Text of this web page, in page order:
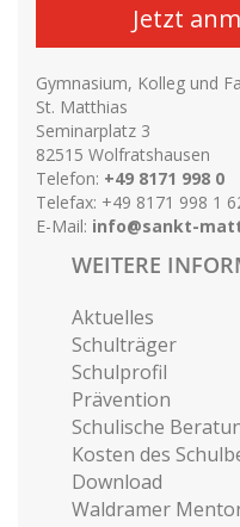
Jetzt
Gymnasium, Kolleg und
St. Matthias
Seminarplatz 3
82515 Wolfratshausen
Telefon: +49 8171 998 0
Telefax: +49 8171 998 1
E-Mail: info@sankt-
WEITERE
Aktuelles
Schulträger
Schulprofil
Prävention
Schulische
Kosten des
Download
Waldramer